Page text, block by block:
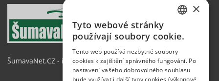
ŠumavaNet.CZ - informace o regionu ENGLISH
×
Tyto webové stránky
používají soubory cookie.
Tento web používá nezbytné soubory
cookies k zajištění správného fungování. Po
nastavení vašeho dobrovolného souhlasu
bude využívat i další typy cookies (výkonové,